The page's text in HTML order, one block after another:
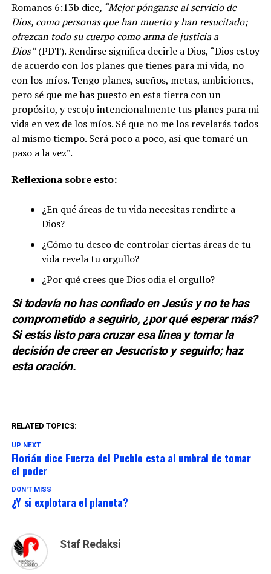
Romanos 6:13b dice, “Mejor pónganse al servicio de
Dios, como personas que han muerto y han resucitado;
ofrezcan todo su cuerpo como arma de justicia a
Dios”(PDT). Rendirse significa decirle a Dios, “Dios estoy
de acuerdo con los planes que tienes para mi vida, no
con los míos. Tengo planes, sueños, metas, ambiciones,
pero sé que me has puesto en esta tierra con un
propósito, y escojo intencionalmente tus planes para mi
vida en vez de los míos. Sé que no me los revelarás todos
al mismo tiempo. Será poco a poco, así que tomaré un
paso a la vez”.
Reflexiona sobre esto:
¿En qué áreas de tu vida necesitas rendirte a
Dios?
¿Cómo tu deseo de controlar ciertas áreas de tu
vida revela tu orgullo?
¿Por qué crees que Dios odia el orgullo?
Si todavía no has confiado en Jesús y no te has
comprometido a seguirlo, ¿por qué esperar más?
Si estás listo para cruzar esa línea y tomar la
decisión de creer en Jesucristo y seguirlo; haz
estaoración.
RELATED TOPICS:
UP NEXT
Florián dice Fuerza del Pueblo esta al umbral de tomar
el poder
DON'T MISS
¿Y si explotara el planeta?
Staf Redaksi